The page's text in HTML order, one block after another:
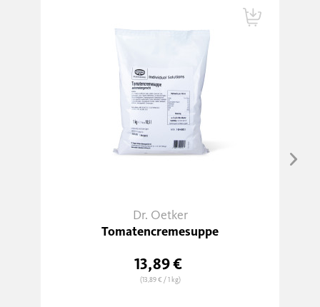
Dr. Oetker
Tomatencremesuppe
13,89 €
(13,89 €/ 1 kg)